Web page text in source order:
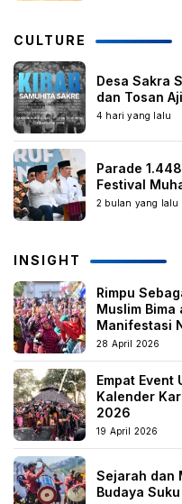
CULTURE
Desa Sakra
dan Tosan
4 hari yang lalu
Parade
Festival
2 bulan yang lalu
INSIGHT
Rimpu
Muslim
Manifestasi
28 April 2026
Empat Event
Kalender
2026
19 April 2026
Sejarah dan
Budaya